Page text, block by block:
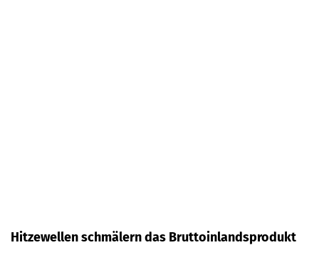
Hitzewellen schmälern das Bruttoinlandsprodukt